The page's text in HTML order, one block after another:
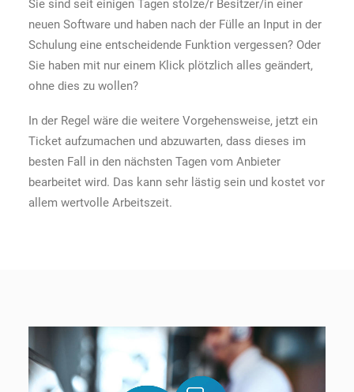
Sie sind seit einigen Tagen stolze/r Besitzer/in einer
neuen Software und haben nach der Fülle an Input in der
Schulung eine entscheidende Funktion vergessen? Oder
Sie haben mit nur einem Klick plötzlich alles geändert,
ohne dies zu wollen?
In der Regel wäre die weitere Vorgehensweise, jetzt ein
Ticket aufzumachen und abzuwarten, dass dieses im
besten Fall in den nächsten Tagen vom Anbieter
bearbeitet wird. Das kann sehr lästig sein und kostet vor
allem wertvolle Arbeitszeit.